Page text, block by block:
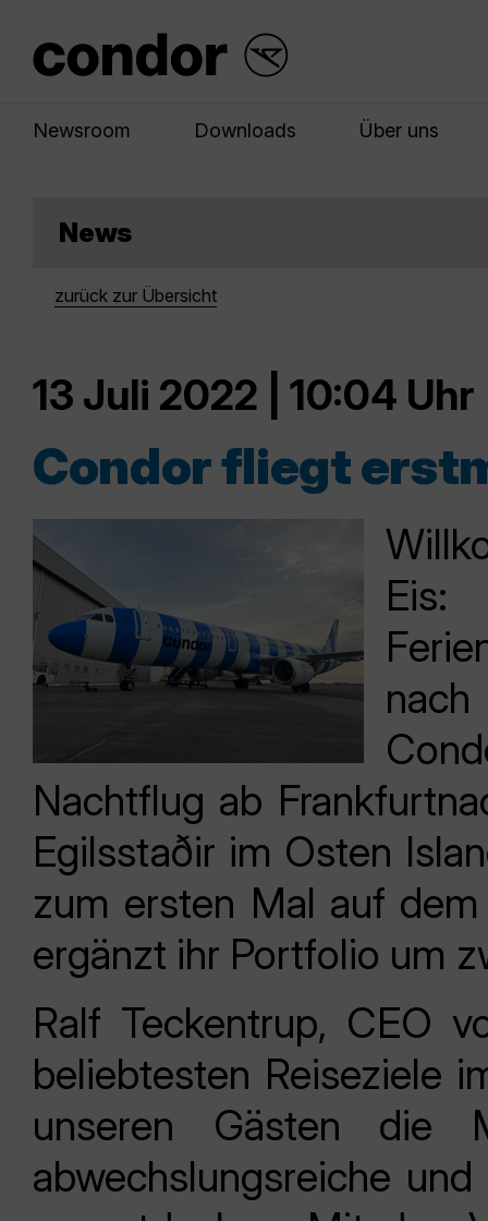
Newsroom Downloads Über uns
News
zurück zur Übersicht
13 Juli 2022 | 10:04 Uhr
Condor fliegt
Eis:
Nachtflug ab
Egilsstaðir im Osten
zum ersten Mal auf
ergänzt ihr Portfolio um
Ralf Teckentrup, CEO
beliebtesten Reiseziele
unseren Gästen die
abwechslungsreiche